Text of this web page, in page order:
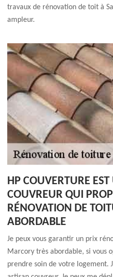
travaux de rénovation de toit à
ampleur.
HP COUVERTURE
COUVREUR QUI
RÉNOVATION DE
ABORDABLE
Je peux vous garantir un prix
Marcory très abordable, si vous
prendre soin de votre logement.